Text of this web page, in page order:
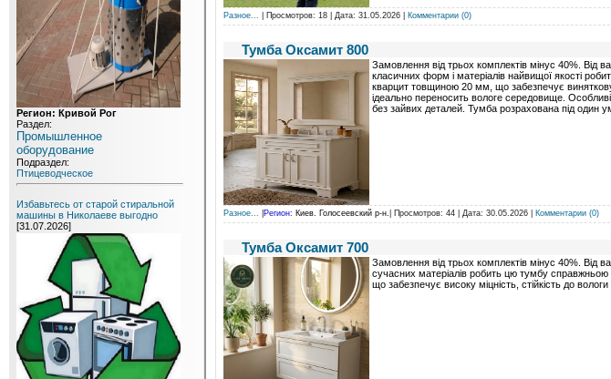
Регион: Кривой Рог
Раздел:
Промышленное
оборудование
Подраздел:
Птицеводческое
Избавьтесь от старой стиральной
машины в Николаеве выгодно
[31.07.2026]
Разное... | Просмотров: 18 | Дата: 31.05.2026 Комментарии (0)
Тумба Оксамит 800
Замовлення від трьох комплектів мінус 40%. Від
класичних форм і матеріалів найвищої якості
кварцит товщиною 20 мм, що забезпечує
ідеально переносить вологе середовище.
без зайвих деталей. Тумба розрахована під один
Разное... Регион: Киев. Голосеевский р-н. | Просмотров: 44 | Дата: 30.05.2026 Комментарии (0)
Тумба Оксамит 700
Замовлення від трьох комплектів мінус 40%. Від
сучасних матеріалів робить цю тумбу
що забезпечує високу міцність, стійкість до